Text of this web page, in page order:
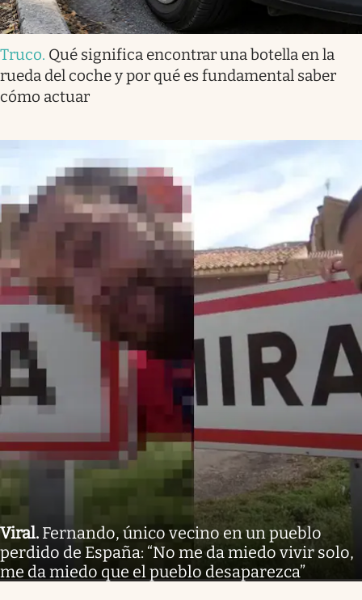
Truco. Qué significa encontrar una botella en la
rueda del coche y por qué es fundamental saber
cómo actuar
Viral. Fernando, único vecino en un pueblo
perdido de España: “No me da miedo vivir solo,
me da miedo que el pueblo desaparezca”